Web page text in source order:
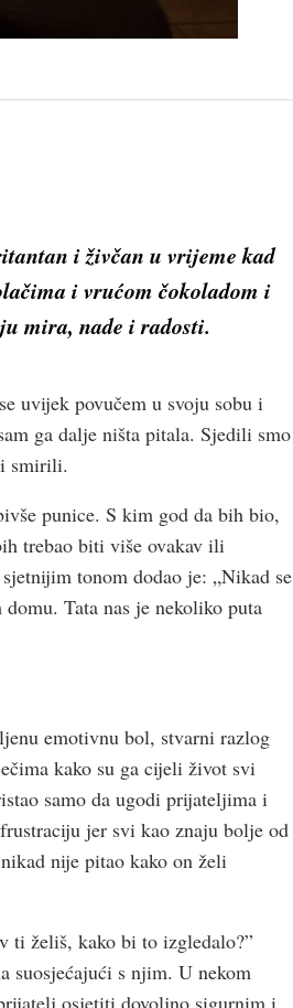
i živčan u vrijeme kad
i vrućom čokoladom i
mira, nade i radosti.
uvijek povučem u svoju sobu i
ga dalje ništa pitala. Sjedili smo
smirili.
punice. S kim god da bih bio,
trebao biti više ovakav ili
tonom dodao je: „Nikad se
Tata nas je nekoliko puta
emotivnu bol, stvarni razlog
kako su ga cijeli život svi
samo da ugodi prijateljima i
jer svi kao znaju bolje od
nije pitao kako on želi
ti želiš, kako bi to izgledalo?”
suosjećajući s njim. U nekom
osjetiti dovoljno sigurnim i